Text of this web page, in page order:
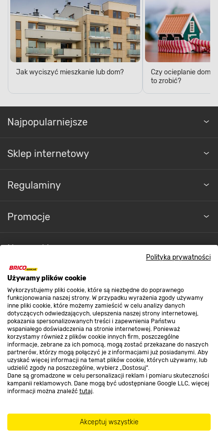
Polityka prywatności
Używamy plików cookie
Wykorzystujemy pliki cookie, które są niezbędne do poprawnego
funkcjonowania naszej strony. W przypadku wyrażenia zgody używamy
inne pliki cookie, które możemy zamieścić w celu analizy danych
dotyczących odwiedzających, ulepszenia naszej strony internetowej,
pokazania spersonalizowanych treści i zapewnienia Państwu
wspaniałego doświadczenia na stronie internetowej. Ponieważ
korzystamy również z plików cookie innych firm, poszczególne
informacje, zebrane za ich pomocą, mogą zostać przekazane do naszych
partnerów, którzy mogą połączyć je z informacjami już posiadanymi. Aby
uzyskać więcej informacji na temat plików cookie, których używamy, lub
udzielić zgody na poszczególne, wybierz „Dostosuj”.
Dane są gromadzone w celu personalizacji reklam i pomiaru skuteczności
kampanii reklamowych. Dane mogą być udostępniane Google LLC, więcej
informacji można znaleźć tutaj.
Akceptuj wszystkie
Jak wyciszyć mieszkanie lub dom?
Czy ocieplanie domu
to zrobić?
Najpopularniejsze
Sklep internetowy
Regulaminy
Promocje
Nasze sklepy
O nas
Kontakt do sklepu
Strefa biznesu
Dołącz do nas
Metody płatności